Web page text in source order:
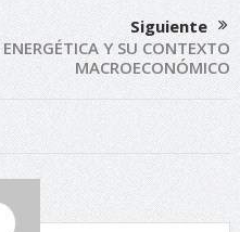
Siguiente
ENERGÉTICA Y SU CONTEXTO
MACROECONÓMICO